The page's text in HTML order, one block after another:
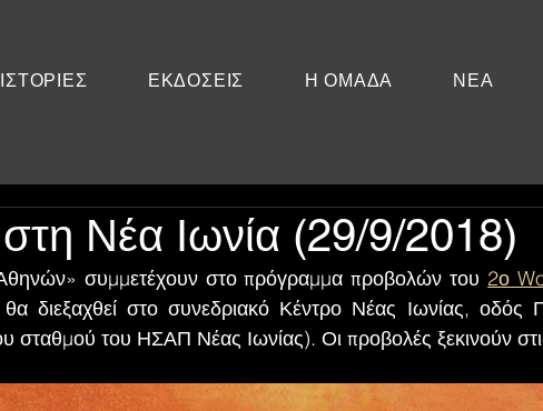
ΙΣΤΟΡΙΕΣ ΕΚΔΟΣΕΙΣ Η ΟΜΑΔΑ ΝΕΑ
Νέα Ιωνία (29/9/2018)
συμμετέχουν στο πρόγραμμα προβολών του 2ο
διεξαχθεί στο συνεδριακό Κέντρο Νέας Ιωνίας, οδός
σταθμού του ΗΣΑΠ Νέας Ιωνίας). Οι προβολές ξεκινούν